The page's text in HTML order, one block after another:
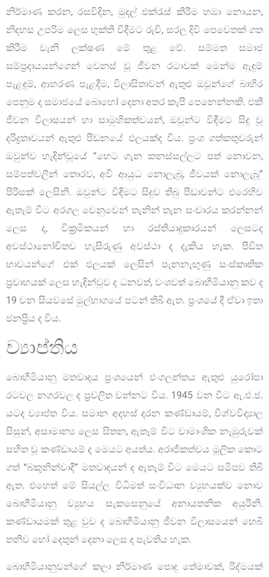
නිර්මාණ කරන, රසවිඳින, මුදල් එක්රැස් කිරීම හඹා නොයන,
නිදහස උපරිම ලෙස භුක්ති විදීමට රුචි, සරල දිවි පෙවෙතක් ගත
කිරීම වැනි ලක්ෂණ මේ තුළ වේ. සම්මත සමාජ
සම්ප්‍රදායයන්ගෙන් වෙනස් වූ ජීවන රටාවක් මෙන්ම ඇඳුම්
පැළඳුම්, ආභරණ පැළදීම, විලාසිතාවන් ඇතුළු ඔවුන්ගේ බාහිර
පෙනුම ද සමාජයේ බොහෝ දෙනා අතර කැපී පෙනෙන්නකි. එකී
ජීවන විලාසයන් හා සාමුහිකත්වයන්, ඔවුන්ට විඳීමට සිදු වූ
දරිද්‍රතාවයන් ඇතුළු පීඩනයේ ඵලයක්ද විය. ප්‍රංශ ගත්කතුවරුන්
ඔවුන්ව හැඳින්වූයේ “හෙට ගැන කනස්සල්ලට පත් නොවන,
සම්පත්වලින් තොරව, අවි ආයුධ නොලැබූ, ජීවයක් නොලැබූ”
පිරිසක් ලෙසිනි. ඔවුන්ට විඳීමට සිදුව තිබු පීඩාවන්ට එරෙහිව
ඇතැම් විට අරගල වෙනුවෙන් තැනින් තැන සංචාරය කරන්නන්
ලෙස ද, වික්‍රමිකයන් හා රස්තියාදුකාරයන් ලෙසටද
අවස්ථානෝචිතව හැසිරුණු අවස්ථා ද දැකිය හැක. පීඩිත
භාවයන්ගේ එක් ඵලයක් ලෙසින් පැනනැඟුණු සංස්කෘතික
ප්‍රවාහයක් ලෙස හැඳින්වූව ද ධනවත්, වංශවත් බොහීමියානු කව ද
19 වන සියවසේ මුල්භාගයේ පටන් තිබී ඇත. ප්‍රංශයේ දී ඒවා ඉතා
ජනප්‍රිය ද විය.
ව්‍යාප්තිය
බොහීමියානු මතවාදය ප්‍රංශයෙන් එංගලන්තය ඇතුළු යුරෝපා
රටවල නගරවල ද ප්‍රචලිත වන්නට විය. 1945 වන විට ඇ.එ.ජ.
යටද ව්‍යාප්ත විය. සමාන අදහස් දරන කණ්ඩායම්, විශ්වවිද්‍යාල
සිසුන්, අසාමාන්‍ය ලෙස සිතන, ඇතැම් විට වාමාංශික නැඹුරුවක්
සහිත වූ කණ්ඩායම් ද මෙයට අයත්ය. අරාජිකත්වය මූලික කොට
ගත් “බකුනින්වාදී” මතවාදයන් ද ඇතැම් විට මෙයට සමීපව තිබී
ඇත. එහෙත් මේ සියල්ල විධිමත් සංවිධාන ව්‍යුහයක්ව නොව
බොහීමියානු ව්‍යුහය සැකසෙනුයේ අනායතනික අයුරිනි.
කණ්ඩායමක් තුළ වුව ද බොහීමියානු ජීවන විලාසයෙන් හෙබි
තනිව හෝ දෙතුන් දෙනා ලෙස ද පැවතිය හැක.
බොහීමියානුවන්ගේ කලා නිර්මාණ පොදු තේමාවක්, රිද්මයක්